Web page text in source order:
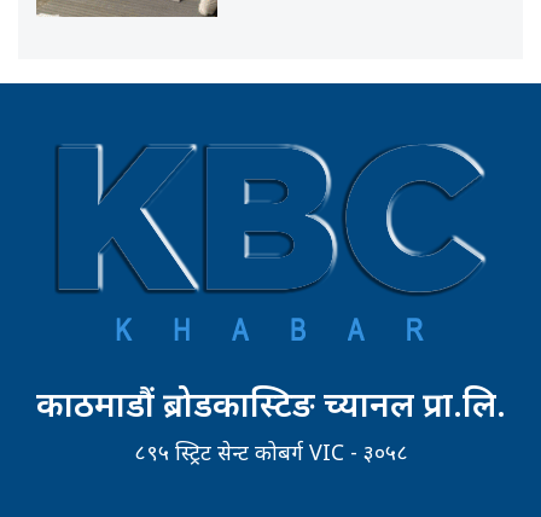
काठमाडौं ब्रोडकास्टिङ च्यानल प्रा.लि.
८९५ स्ट्रिट सेन्ट कोबर्ग VIC - ३०५८